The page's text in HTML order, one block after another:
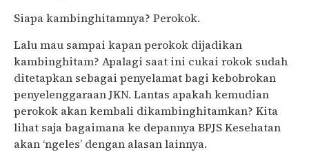
Siapa kambinghitamnya? Perokok.
Lalu mau sampai kapan perokok dijadikan
kambinghitam? Apalagi saat ini cukai rokok sudah
ditetapkan sebagai penyelamat bagi kebobrokan
penyelenggaraan JKN. Lantas apakah kemudian
perokok akan kembali dikambinghitamkan? Kita
lihat saja bagaimana ke depannya BPJS Kesehatan
akan ‘ngeles’ dengan alasan lainnya.